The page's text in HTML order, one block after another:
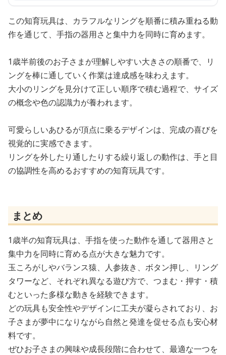
この知育玩具は、カラフルなリングを順番に積み重ねる動
作を通じて、手指の器用さと集中力を同時に育めます。
1歳半前後のお子さまが理解しやすい大きさの順番で、リ
ングを棒に通していく作業は達成感を味わえます。
大小のリングを見分けて正しい順序で積む過程で、サイズ
の概念や色の認識力が養われます。
可愛らしいあひるが頂点に乗るデザインは、完成の喜びを
視覚的に実感できます。
リングを外したり通したりする繰り返しの動作は、手と目
の協調性を高めるおすすめの知育玩具です。
まとめ
1歳半の知育玩具は、手指を使った動作を通して器用さと
集中力を同時に育める点が大きな魅力です。
玉ころがしやバランス猿、人参抜き、ボタン押し、リング
タワーなど、それぞれ異なる遊び方で、つまむ・押す・積
むといった多様な動きを経験できます。
どの玩具も安全性やデザインに工夫が凝らされており、お
子さまが夢中になりながら自然と発達を促せる点も安心材
料です。
ぜひお子さまの興味や成長段階に合わせて、最適な一つを